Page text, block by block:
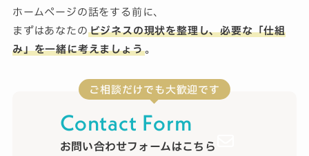
ホームページの話をする前に、
まずはあなたの ビジネスの現状を整理し、必要な「仕組
み」を一緒に考えましょう。
ご相談だけでも大歓迎です
Contact Form
お問い合わせフォームはこちら